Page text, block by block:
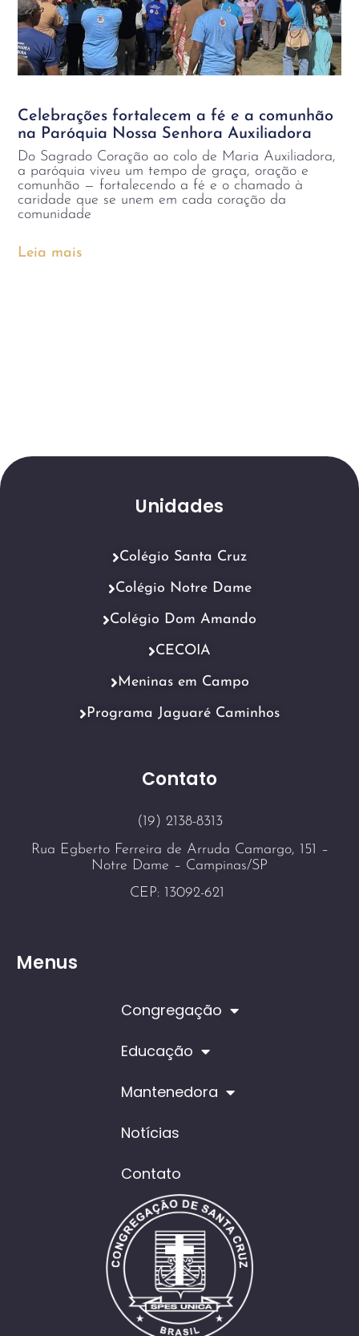
Celebrações fortalecem a fé e a comunhão
na Paróquia Nossa Senhora Auxiliadora
Do Sagrado Coração ao colo de Maria Auxiliadora,
a paróquia viveu um tempo de graça, oração e
comunhão — fortalecendo a fé e o chamado à
caridade que se unem em cada coração da
comunidade
Leia mais
Contato
(19) 2138-8313
Rua Egberto Ferreira de Arruda Camargo, 151 –
Notre Dame – Campinas/SP
CEP: 13092-621
Menus
Congregação
Educação
Mantenedora
Notícias
Contato
Unidades
Colégio Santa Cruz
Colégio Notre Dame
Colégio Dom Amando
CECOIA
Meninas em Campo
Programa Jaguaré Caminhos